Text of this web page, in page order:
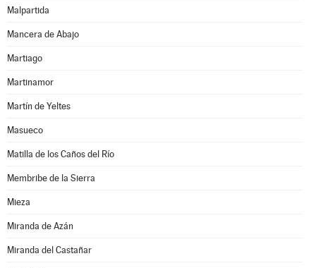
Malpartida
Mancera de Abajo
Martiago
Martinamor
Martín de Yeltes
Masueco
Matilla de los Caños del Río
Membribe de la Sierra
Mieza
Miranda de Azán
Miranda del Castañar